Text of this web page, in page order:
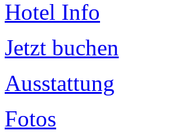
Hotel Info
Jetzt buchen
Ausstattung
Fotos